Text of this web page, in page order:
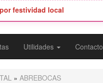
festividad local
Utilidades Contacto
» ABREBOCAS